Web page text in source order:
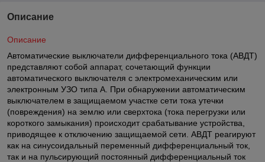
Описание
Описание
Автоматические выключатели дифференциального тока (АВДТ)
представляют собой аппарат, сочетающий функции
автоматического выключателя с электромеханическим или
электронным УЗО типа А. При обнаружении автоматическим
выключателем в защищаемом участке сети тока утечки
(повреждения) на землю или сверхтока (тока перегрузки или
короткого замыкания) происходит срабатывание устройства,
приводящее к отключению защищаемой сети. АВДТ реагируют
как на синусоидальный переменный дифференциальный ток,
так и на пульсирующий постоянный дифференциальный ток